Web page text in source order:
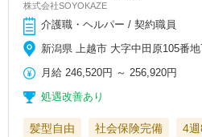
株式会社SOYOKAZE
介護職・ヘルパー / 契約職員
新潟県 上越市 大字中田原105番地
月給 246,520円 ～256,920円
処遇改善あり
髪型自由 社会保険完備 4